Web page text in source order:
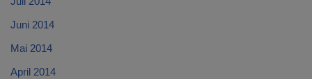
Juni 2014
Mai 2014
April 2014